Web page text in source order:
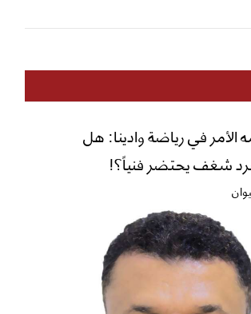
الأمر في رياضة وادينا: هل
شغف يحتضر فنياً؟!